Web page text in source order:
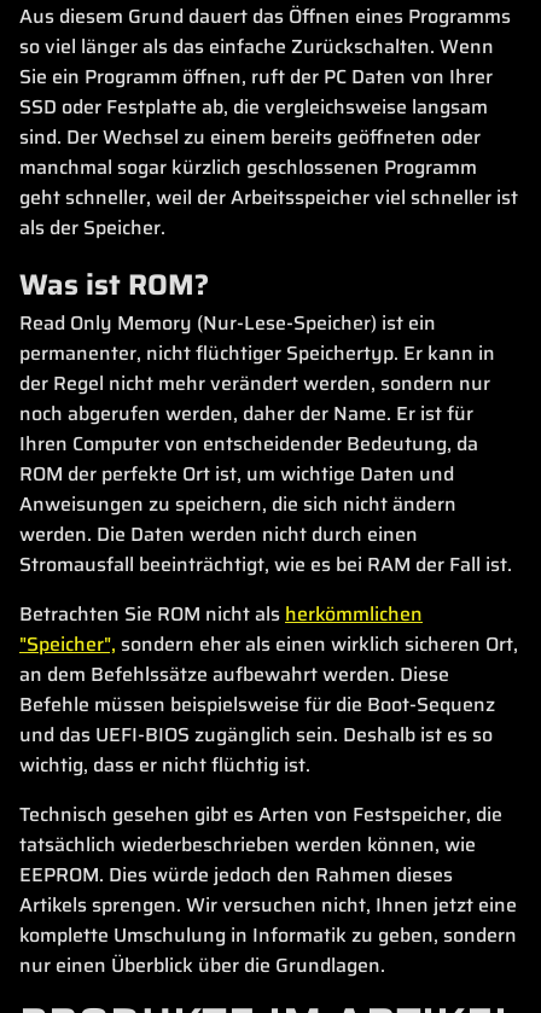
Aus diesem Grund dauert das Öffnen eines Programms
so viel länger als das einfache Zurückschalten. Wenn
Sie ein Programm öffnen, ruft der PC Daten von Ihrer
SSD oder Festplatte ab, die vergleichsweise langsam
sind. Der Wechsel zu einem bereits geöffneten oder
manchmal sogar kürzlich geschlossenen Programm
geht schneller, weil der Arbeitsspeicher viel schneller ist
als der Speicher.
Was ist ROM?
Read Only Memory (Nur-Lese-Speicher) ist ein
permanenter, nicht flüchtiger Speichertyp. Er kann in
der Regel nicht mehr verändert werden, sondern nur
noch abgerufen werden, daher der Name. Er ist für
Ihren Computer von entscheidender Bedeutung, da
ROM der perfekte Ort ist, um wichtige Daten und
Anweisungen zu speichern, die sich nicht ändern
werden. Die Daten werden nicht durch einen
Stromausfall beeinträchtigt, wie es bei RAM der Fall ist.
Betrachten Sie ROM nicht alsherkömmlichen
"Speicher", sondern eher als einen wirklich sicheren Ort,
an dem Befehlssätze aufbewahrt werden. Diese
Befehle müssen beispielsweise für die Boot-Sequenz
und das UEFI-BIOS zugänglich sein. Deshalb ist es so
wichtig, dass er nicht flüchtig ist.
Technisch gesehen gibt es Arten von Festspeicher, die
tatsächlich wiederbeschrieben werden können, wie
EEPROM. Dies würde jedoch den Rahmen dieses
Artikels sprengen. Wir versuchen nicht, Ihnen jetzt eine
komplette Umschulung in Informatik zu geben, sondern
nur einen Überblick über die Grundlagen.